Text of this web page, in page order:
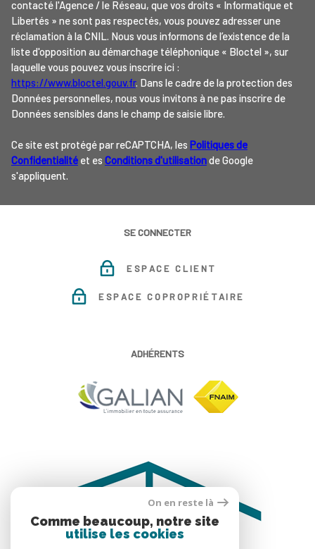
contacté l'Agence / le Réseau, que vos droits « Informatique et
Libertés » ne sont pas respectés, vous pouvez adresser une
réclamation à la CNIL. Nous vous informons de l’existence de la
liste d'opposition au démarchage téléphonique « Bloctel », sur
laquelle vous pouvez vous inscrire ici :
https://www.bloctel.gouv.fr. Dans le cadre de la protection des
Données personnelles, nous vous invitons à ne pas inscrire de
Données sensibles dans le champ de saisie libre.
Ce site est protégé par reCAPTCHA, les Politiques de
Confidentialité et es Conditions d'utilisationde Google
s'appliquent.
SE CONNECTER
ESPACE CLIENT
ESPACE COPROPRIÉTAIRE
ADHÉRENTS
On en reste là
Comme beaucoup, notre site
utilise les cookies